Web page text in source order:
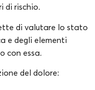
di rischio.
di valutare lo stato
e degli elementi
con essa.
del dolore: